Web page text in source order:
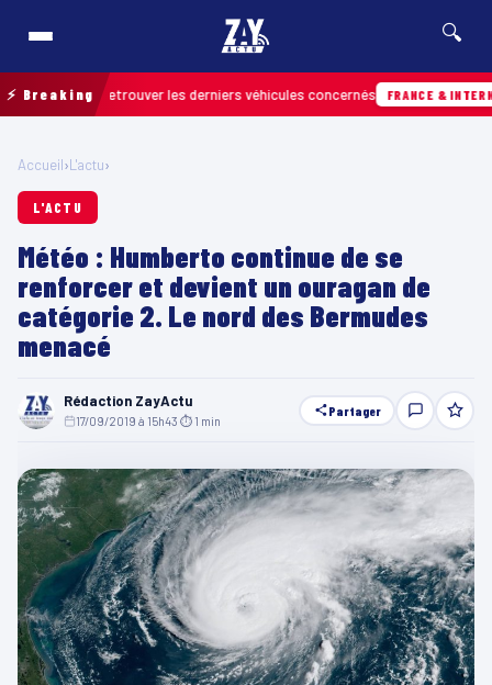
🔍
⚡ Breaking
pour retrouver les derniers véhicules concernés FRANCE &
Accueil›L'actu›
L'ACTU
Météo : Humberto continue de se
renforcer et devient un ouragan de
catégorie 2. Le nord des Bermudes
menacé
Rédaction ZayActu
17/09/2019 à 15h43 ⏱ 1 min
Partager